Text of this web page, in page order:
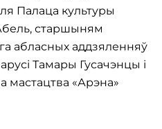
Палаца культуры
старшыням
абласных аддзяленняў
Тамары Гусачэнцы і
мастацтва «Арэна»